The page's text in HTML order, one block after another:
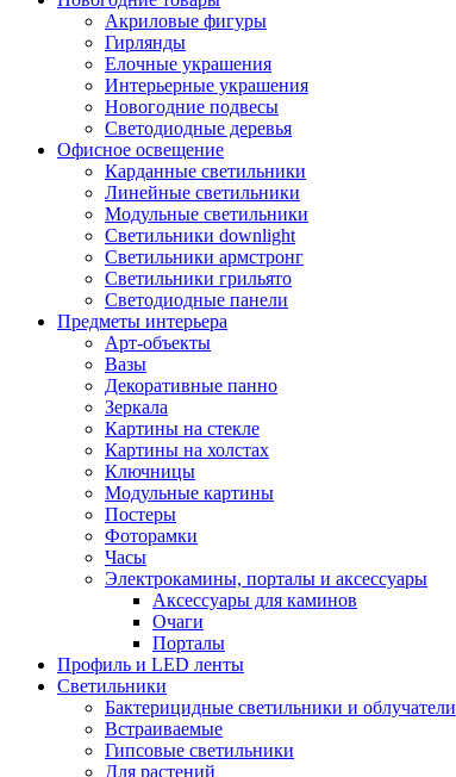
Акриловые фигуры
Гирлянды
Елочные украшения
Интерьерные украшения
Новогодние подвесы
Светодиодные деревья
Офисное освещение
Карданные светильники
Линейные светильники
Модульные светильники
Светильники downlight
Светильники армстронг
Светильники грильято
Светодиодные панели
Предметы интерьера
Арт-объекты
Вазы
Декоративные панно
Зеркала
Картины на стекле
Картины на холстах
Ключницы
Модульные картины
Постеры
Фоторамки
Часы
Электрокамины, порталы и аксессуары
Аксессуары для каминов
Очаги
Порталы
Профиль и LED ленты
Светильники
Бактерицидные светильники и облучатели
Встраиваемые
Гипсовые светильники
Для растений